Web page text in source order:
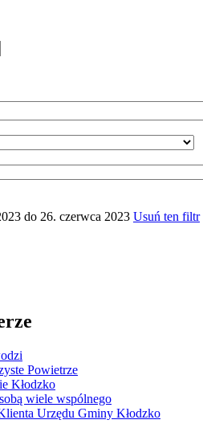
do 26. czerwca 2023 Usuń ten filtr